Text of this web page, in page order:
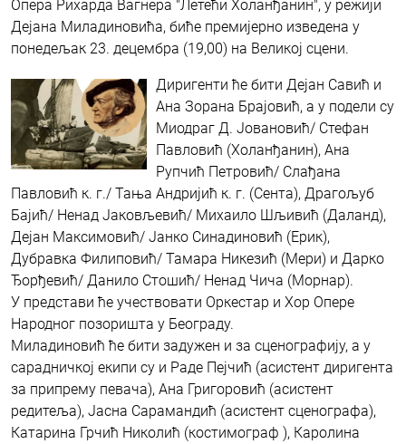
Опера Рихарда Вагнера "Летећи Холанђанин", у режији
Дејана Миладиновића, биће премијерно изведена у
понедељак 23. децембра (19,00) на Великој сцени.
Диригенти ће бити Дејан Савић и
Ана Зорана Брајовић, а у подели су
Миодраг Д. Јовановић/ Стефан
Павловић (Холанђанин), Ана
Рупчић Петровић/ Слађана
Павловић к. г./ Тања Андријић к. г. (Сента), Драгољуб
Бајић/ Ненад Јаковљевић/ Михаило Шљивић (Даланд),
Дејан Максимовић/ Јанко Синадиновић (Ерик),
Дубравка Филиповић/ Тамара Никезић (Мери) и Дарко
Ђорђевић/ Данило Стошић/ Ненад Чича (Морнар).
У представи ће учествовати Оркестар и Хор Опере
Народног позоришта у Београду.
Миладиновић ће бити задужен и за сценографију, а у
сарадничкој екипи су и Раде Пејчић (асистент диригента
за припрему певача), Ана Григоровић (асистент
редитеља), Јасна Сарамандић (асистент сценографа),
Катарина Грчић Николић (костимограф ), Каролина